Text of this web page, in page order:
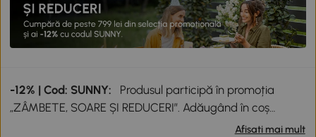
-12% | Cod: SUNNY:
Produsul participă în promoția
„ZÂMBETE, SOARE ȘI REDUCERI”. Adăugând în coș
produse participante în valoare totală de peste 799 lei,
Afisati mai mult